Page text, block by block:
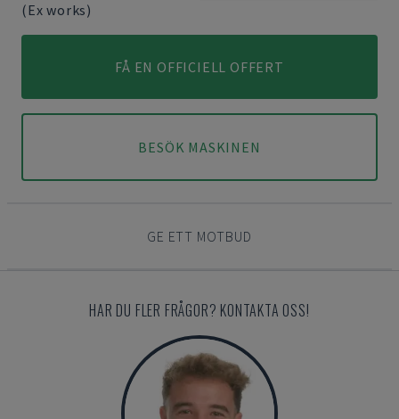
(Ex works)
FÅ EN OFFICIELL OFFERT
BESÖK MASKINEN
GE ETT MOTBUD
HAR DU FLER FRÅGOR? KONTAKTA OSS!